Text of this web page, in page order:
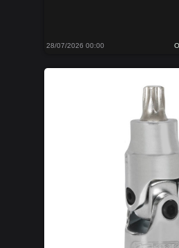
28/07/2026 00:00